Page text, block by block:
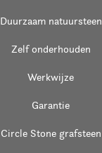
Duurzaam natuursteen
Zelf onderhouden
Werkwijze
Garantie
Circle Stone grafsteen